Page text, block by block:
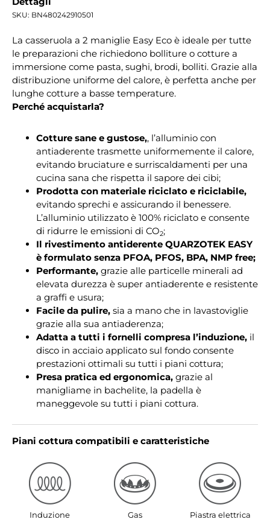
SKU: BN480242910501
La casseruola a 2 maniglie Easy Eco è ideale per tutte
le preparazioni che richiedono bolliture o cotture a
immersione come pasta, sughi, brodi, bolliti. Grazie alla
distribuzione uniforme del calore, è perfetta anche per
lunghe cotture a basse temperature.
Perché acquistarla?
Cotture sane e gustose,, l’alluminio con
antiaderente trasmette uniformemente il calore,
evitando bruciature e surriscaldamenti per una
cucina sana che rispetta il sapore dei cibi;
Prodotta con materiale riciclato e riciclabile,
evitando sprechi e assicurando il benessere.
L’alluminio utilizzato è 100% riciclato e consente
di ridurre le emissioni di CO2;
Il rivestimento antiderente QUARZOTEK EASY
è formulato senza PFOA, PFOS, BPA, NMP free;
Performante, grazie alle particelle minerali ad
elevata durezza è super antiaderente e resistente
a graffi e usura;
Facile da pulire, sia a mano che in lavastoviglie
grazie alla sua antiaderenza;
Adatta a tutti i fornelli compresa l’induzione, il
disco in acciaio applicato sul fondo consente
prestazioni ottimali su tutti i piani cottura;
Presa pratica ed ergonomica, grazie al
manigliame in bachelite, la padella è
maneggevole su tutti i piani cottura.
Piani cottura compatibili e caratteristiche
Induzione Gas Piastra elettrica